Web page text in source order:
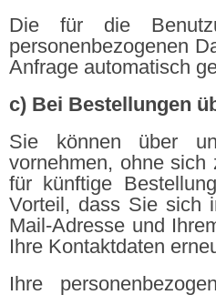
Die für die
personenbezogenen
Anfrage automatisch
c) Bei Bestellungen
Sie können über
vornehmen, ohne
für künftige
Vorteil, dass Sie sich
Mail-Adresse und
Ihre Kontaktdaten
Ihre